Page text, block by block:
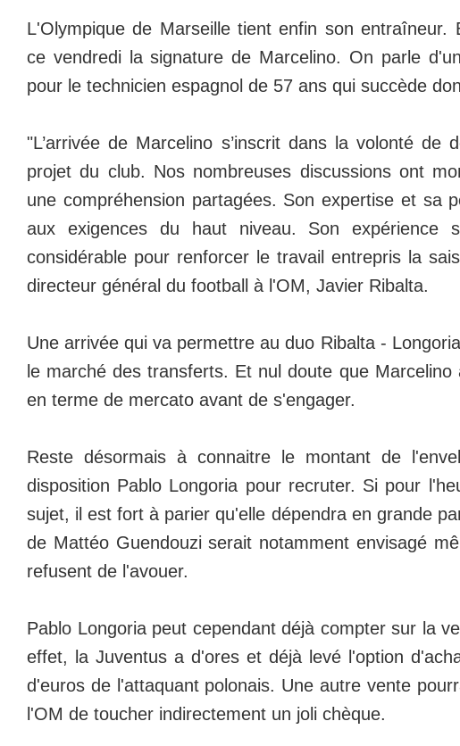
L'Olympique de Marseille tient enfin son entraîneur.
ce vendredi la signature de Marcelino. On parle
pour le technicien espagnol de 57 ans qui succède
"L’arrivée de Marcelino s’inscrit dans la volonté de
projet du club. Nos nombreuses discussions ont
une compréhension partagées. Son expertise et sa
aux exigences du haut niveau. Son expérience
considérable pour renforcer le travail entrepris la
directeur général du football à l'OM, Javier Ribalta.
Une arrivée qui va permettre au duo Ribalta -
le marché des transferts. Et nul doute que
en terme de mercato avant de s'engager.
Reste désormais à connaitre le montant de
disposition Pablo Longoria pour recruter. Si pour
sujet, il est fort à parier qu'elle dépendra en grande
de Mattéo Guendouzi serait notamment envisagé
refusent de l'avouer.
Pablo Longoria peut cependant déjà compter sur la
effet, la Juventus a d'ores et déjà levé l'option
d'euros de l'attaquant polonais. Une autre vente
l'OM de toucher indirectement un joli chèque.